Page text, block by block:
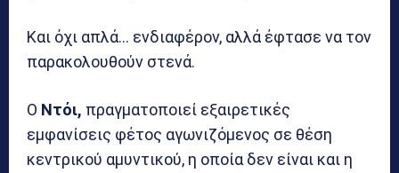
Και όχι απλά… ενδιαφέρον, αλλά έφτασε να τον
παρακολουθούν στενά.
Ο Ντόι, πραγματοποιεί εξαιρετικές
εμφανίσεις φέτος αγωνιζόμενος σε θέση
κεντρικού αμυντικού, η οποία δεν είναι και η